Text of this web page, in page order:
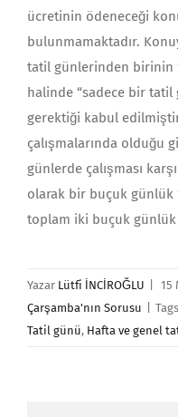
ücretinin ödeneceği
bulunmamaktadır.
tatil günlerinden birinin
halinde “sadece bir
gerektiği kabul
çalışmalarında olduğu
günlerde çalışması
olarak bir buçuk
toplam iki buçuk günlük
Yazar Lütfi İNCİROĞLU 15
Çarşamba'nın Sorusu
Tatil günü, Hafta ve genel